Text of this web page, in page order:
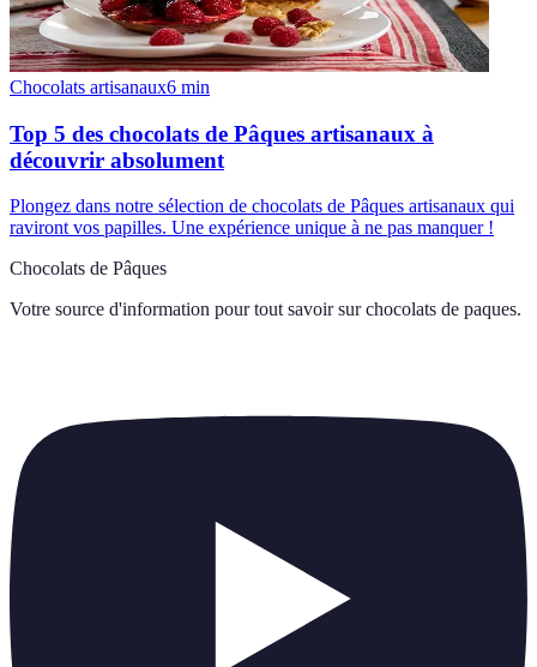
Chocolats artisanaux6 min
Top 5 des chocolats de Pâques artisanaux à
découvrir absolument
Plongez dans notre sélection de chocolats de Pâques artisanaux qui
raviront vos papilles. Une expérience unique à ne pas manquer !
Chocolats de Pâques
Votre source d'information pour tout savoir sur chocolats de paques.